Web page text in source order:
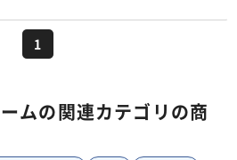
1
ムの関連カテゴリの商